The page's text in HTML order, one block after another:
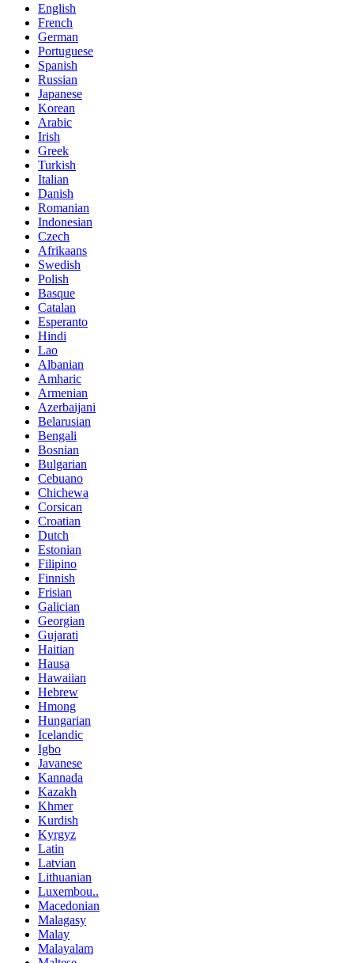
English
French
German
Portuguese
Spanish
Russian
Japanese
Korean
Arabic
Irish
Greek
Turkish
Italian
Danish
Romanian
Indonesian
Czech
Afrikaans
Swedish
Polish
Basque
Catalan
Esperanto
Hindi
Lao
Albanian
Amharic
Armenian
Azerbaijani
Belarusian
Bengali
Bosnian
Bulgarian
Cebuano
Chichewa
Corsican
Croatian
Dutch
Estonian
Filipino
Finnish
Frisian
Galician
Georgian
Gujarati
Haitian
Hausa
Hawaiian
Hebrew
Hmong
Hungarian
Icelandic
Igbo
Javanese
Kannada
Kazakh
Khmer
Kurdish
Kyrgyz
Latin
Latvian
Lithuanian
Luxembou..
Macedonian
Malagasy
Malay
Malayalam